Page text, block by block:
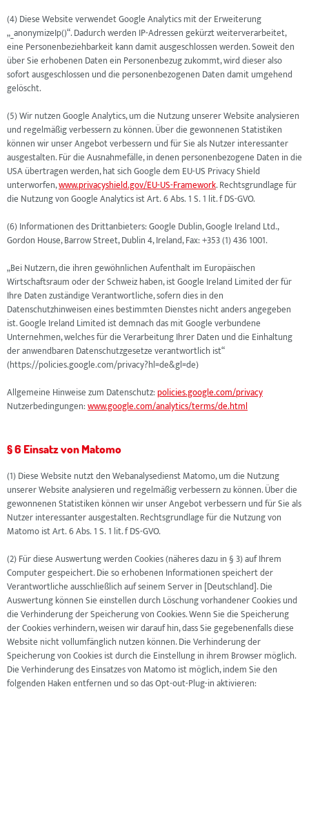
(4) Diese Website verwendet Google Analytics mit der Erweiterung
„_anonymizeIp()“. Dadurch werden IP-Adressen gekürzt weiterverarbeitet,
eine Personenbeziehbarkeit kann damit ausgeschlossen werden. Soweit den
über Sie erhobenen Daten ein Personenbezug zukommt, wird dieser also
sofort ausgeschlossen und die personenbezogenen Daten damit umgehend
gelöscht.
(5) Wir nutzen Google Analytics, um die Nutzung unserer Website analysieren
und regelmäßig verbessern zu können. Über die gewonnenen Statistiken
können wir unser Angebot verbessern und für Sie als Nutzer interessanter
ausgestalten. Für die Ausnahmefälle, in denen personenbezogene Daten in die
USA übertragen werden, hat sich Google dem EU-US Privacy Shield
unterworfen,www.privacyshield.gov/EU-US-Framework. Rechtsgrundlage für
die Nutzung von Google Analytics ist Art. 6 Abs. 1 S. 1 lit. f DS-GVO.
(6) Informationen des Drittanbieters: Google Dublin, Google Ireland Ltd.,
Gordon House, Barrow Street, Dublin 4, Ireland, Fax: +353 (1) 436 1001.
„Bei Nutzern, die ihren gewöhnlichen Aufenthalt im Europäischen
Wirtschaftsraum oder der Schweiz haben, ist Google Ireland Limited der für
Ihre Daten zuständige Verantwortliche, sofern dies in den
Datenschutzhinweisen eines bestimmten Dienstes nicht anders angegeben
ist. Google Ireland Limited ist demnach das mit Google verbundene
Unternehmen, welches für die Verarbeitung Ihrer Daten und die Einhaltung
der anwendbaren Datenschutzgesetze verantwortlich ist“
(https://policies.google.com/privacy?hl=de&gl=de)
Allgemeine Hinweise zum Datenschutz:policies.google.com/privacy
Nutzerbedingungen:www.google.com/analytics/terms/de.html
§ 6 Einsatz von Matomo
(1) Diese Website nutzt den Webanalysedienst Matomo, um die Nutzung
unserer Website analysieren und regelmäßig verbessern zu können. Über die
gewonnenen Statistiken können wir unser Angebot verbessern und für Sie als
Nutzer interessanter ausgestalten. Rechtsgrundlage für die Nutzung von
Matomo ist Art. 6 Abs. 1 S. 1 lit. f DS-GVO.
(2) Für diese Auswertung werden Cookies (näheres dazu in § 3) auf Ihrem
Computer gespeichert. Die so erhobenen Informationen speichert der
Verantwortliche ausschließlich auf seinem Server in [Deutschland]. Die
Auswertung können Sie einstellen durch Löschung vorhandener Cookies und
die Verhinderung der Speicherung von Cookies. Wenn Sie die Speicherung
der Cookies verhindern, weisen wir darauf hin, dass Sie gegebenenfalls diese
Website nicht vollumfänglich nutzen können. Die Verhinderung der
Speicherung von Cookies ist durch die Einstellung in ihrem Browser möglich.
Die Verhinderung des Einsatzes von Matomo ist möglich, indem Sie den
folgenden Haken entfernen und so das Opt-out-Plug-in aktivieren: